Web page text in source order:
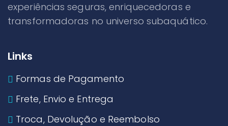
experiências seguras, enriquecedoras e
transformadoras no universo subaquático.
Links
Formas de Pagamento
Frete, Envio e Entrega
Troca, Devolução e Reembolso